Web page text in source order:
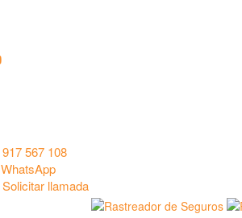
917 567 108
WhatsApp
Solicitar llamada